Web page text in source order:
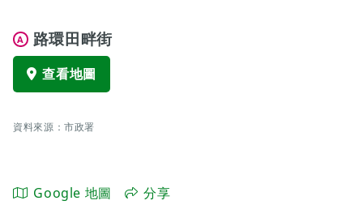
A 路環田畔街
查看地圖
資料來源：市政署
Google 地圖 分享